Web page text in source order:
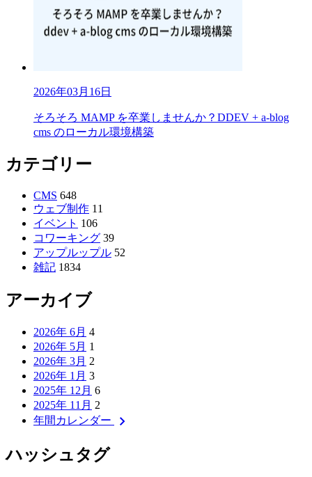
2026年03月16日
そろそろ MAMP を卒業しませんか？DDEV + a-blog
cms のローカル環境構築
カテゴリー
CMS 648
ウェブ制作 11
イベント 106
コワーキング 39
アップルップル 52
雑記 1834
アーカイブ
2026年 6月 4
2026年 5月 1
2026年 3月 2
2026年 1月 3
2025年 12月 6
2025年 11月 2
年間カレンダー
chevron_right
ハッシュタグ